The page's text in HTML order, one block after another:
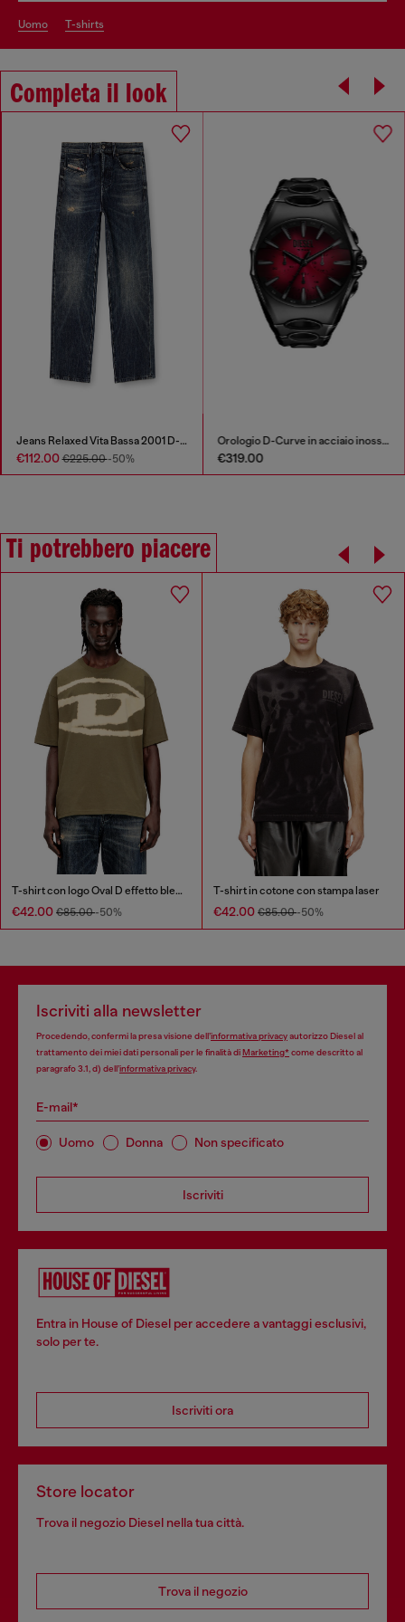
uomo t-shirts
Completa il look
Jeans Relaxed Vita Bassa 2001 D-Macro
€112.00€225.00-50%
Orologio D-Curve in acciaio inossidabile nero
€319.00
Ti potrebbero piacere
T-shirt con logo Oval D effetto bleach
€42.00 €85.00-50%
T-shirt in cotone con stampa laser
€42.00 €85.00-50%
Iscriviti alla newsletter
Procedendo, confermi la presa visione dell’informativa privacyautorizzo Diesel al
trattamento dei miei dati personali per le finalità diMarketing*come descritto al
paragrafo 3.1, d) dell’informativa privacy.
E-mail*
Uomo Donna Non specificato
Iscriviti
Entra in House of Diesel per accedere a vantaggi esclusivi,
solo per te.
Iscriviti ora
Store locator
Trova il negozio Diesel nella tua città.
Trova il negozio